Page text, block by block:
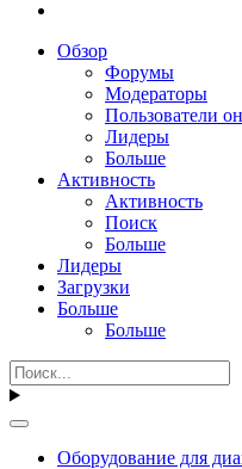
Обзор
Форумы
Модераторы
Пользователи
Лидеры
Больше
Активность
Активность
Поиск
Больше
Лидеры
Загрузки
Больше
Больше
Оборудование для